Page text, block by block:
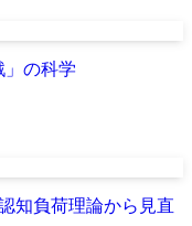
」の科学
知負荷理論から見直